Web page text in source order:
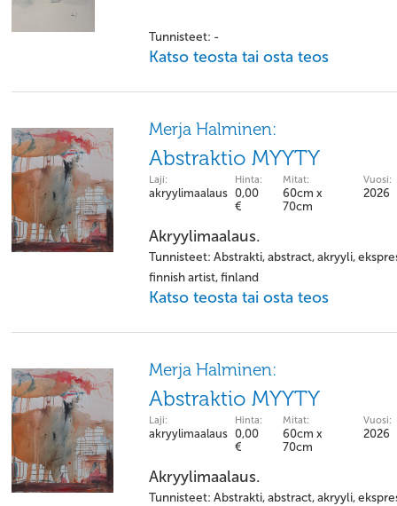
Tunnisteet: -
Katso teosta tai osta teos
Merja Halminen:
Abstraktio MYYTY
Laji:
akryylimaalaus
Hinta:
0,00
€
Mitat:
60cm x
70cm
Vuosi:
2026
Akryylimaalaus.
Tunnisteet: Abstrakti, abstract, akryyli,
finnish artist, finland
Katso teosta tai osta teos
Merja Halminen:
Abstraktio MYYTY
Laji:
akryylimaalaus
Hinta:
0,00
€
Mitat:
60cm x
70cm
Vuosi:
2026
Akryylimaalaus.
Tunnisteet: Abstrakti, abstract, akryyli,